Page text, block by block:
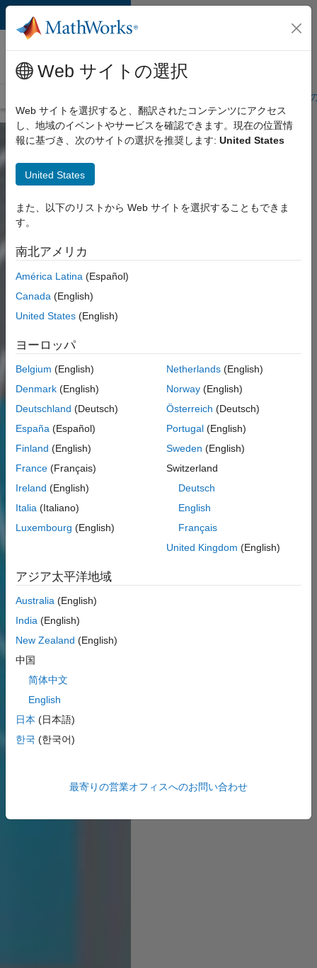
コンテンツへスキップ
MathWorks 採用
情報
学生・キャリア初期
Web サイトの選択
Web サイトを選択すると、翻訳されたコンテンツにアクセス
し、地域のイベントやサービスを確認できます。現在の位置情
報に基づき、次のサイトの選択を推奨します: United States
United States
また、以下のリストから Web サイトを選択することもできま
す。
南北アメリカ
América Latina (Español)
Canada (English)
United States (English)
ヨーロッパ
Belgium (English)
Denmark (English)
Deutschland (Deutsch)
España (Español)
Finland (English)
France (Français)
Ireland (English)
Italia (Italiano)
Luxembourg (English)
Netherlands(English)
Norway(English)
Österreich (Deutsch)
Portugal(English)
Sweden (English)
Switzerland
Deutsch
English
Français
United Kingdom (English)
アジア太平洋地域
Australia (English)
India (English)
New Zealand (English)
中国
简体中文
English
日本 (日本語)
한국 (한국어)
最寄りの営業オフィスへのお問い合わせ